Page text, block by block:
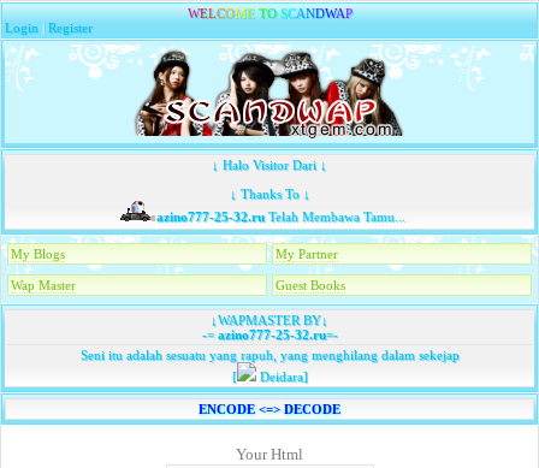
WELCOME TO SCANDWAP
Login |Register
↓ Halo Visitor Dari ↓
↓ Thanks To ↓
azino777-25-32.ruTelah Membawa Tamu...
My Blogs My Partner
Wap Master Guest Books
↓WAPMASTER BY↓
-=azino777-25-32.ru=-
Seni itu adalah sesuatu yang rapuh, yang menghilang dalam sekejap
[
Deidara]
ENCODE <=> DECODE
Your Html